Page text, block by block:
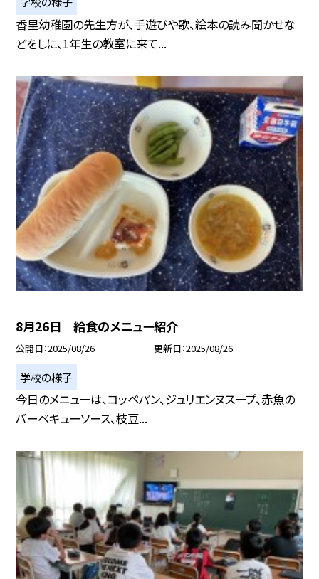
香里幼稚園の先生方が、手遊びや歌、絵本の読み聞かせな
どをしに、1年生の教室に来て...
8月26日 給食のメニュー紹介
公開日 2025/08/26 更新日 2025/08/26
学校の様子
今日のメニューは、コッペパン、ジュリエンヌスープ、赤魚の
バーベキューソース、枝豆...